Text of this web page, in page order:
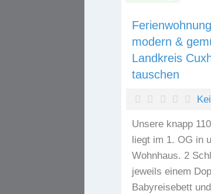
modern &
Landkreis
tauschen
Unsere knapp
liegt im 1. OG in
Wohnhaus. 2
jeweils einem
Babyreisebett